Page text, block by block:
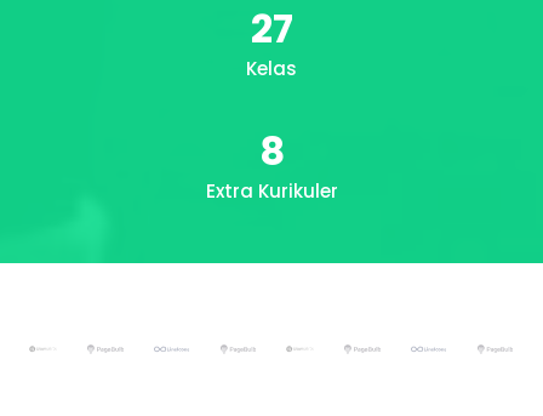
27
Kelas
8
Extra Kurikuler